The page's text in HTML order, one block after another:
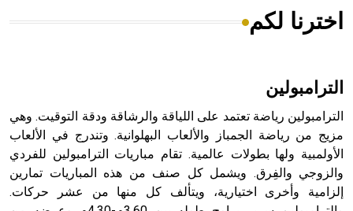
هل تعلم أن الأبسيد كلمة فرنسية اللفظ تم اعتمادها مصطلحاً
- هل تعلم أن أبجر Abgar اسم معروف جيداً يعود إلى عدد من
الملوك الذين حكموا مدينة إديسا (الرها) من أبجر الأول وحتى
التاسع، وهم ينتسبون إلى أسرة أوسروين
اخترنا لكم
الترامبولين
الترامبولين رياضة تعتمد على اللياقة والرشاقة ودقة التوقيت. وهي
مزيج من رياضة الجمباز والألعاب البهلوانية. وتندرج في الألعاب
الأولمبية ولها بطولات عالمية. تقام مباريات الترامبولين للفردي
والزوجي والفِرق. ويشمل كل صنف من هذه المباريات تمارين
إلزامية وأخرى اختيارية، ويتألف كل منها من عشر حركات.